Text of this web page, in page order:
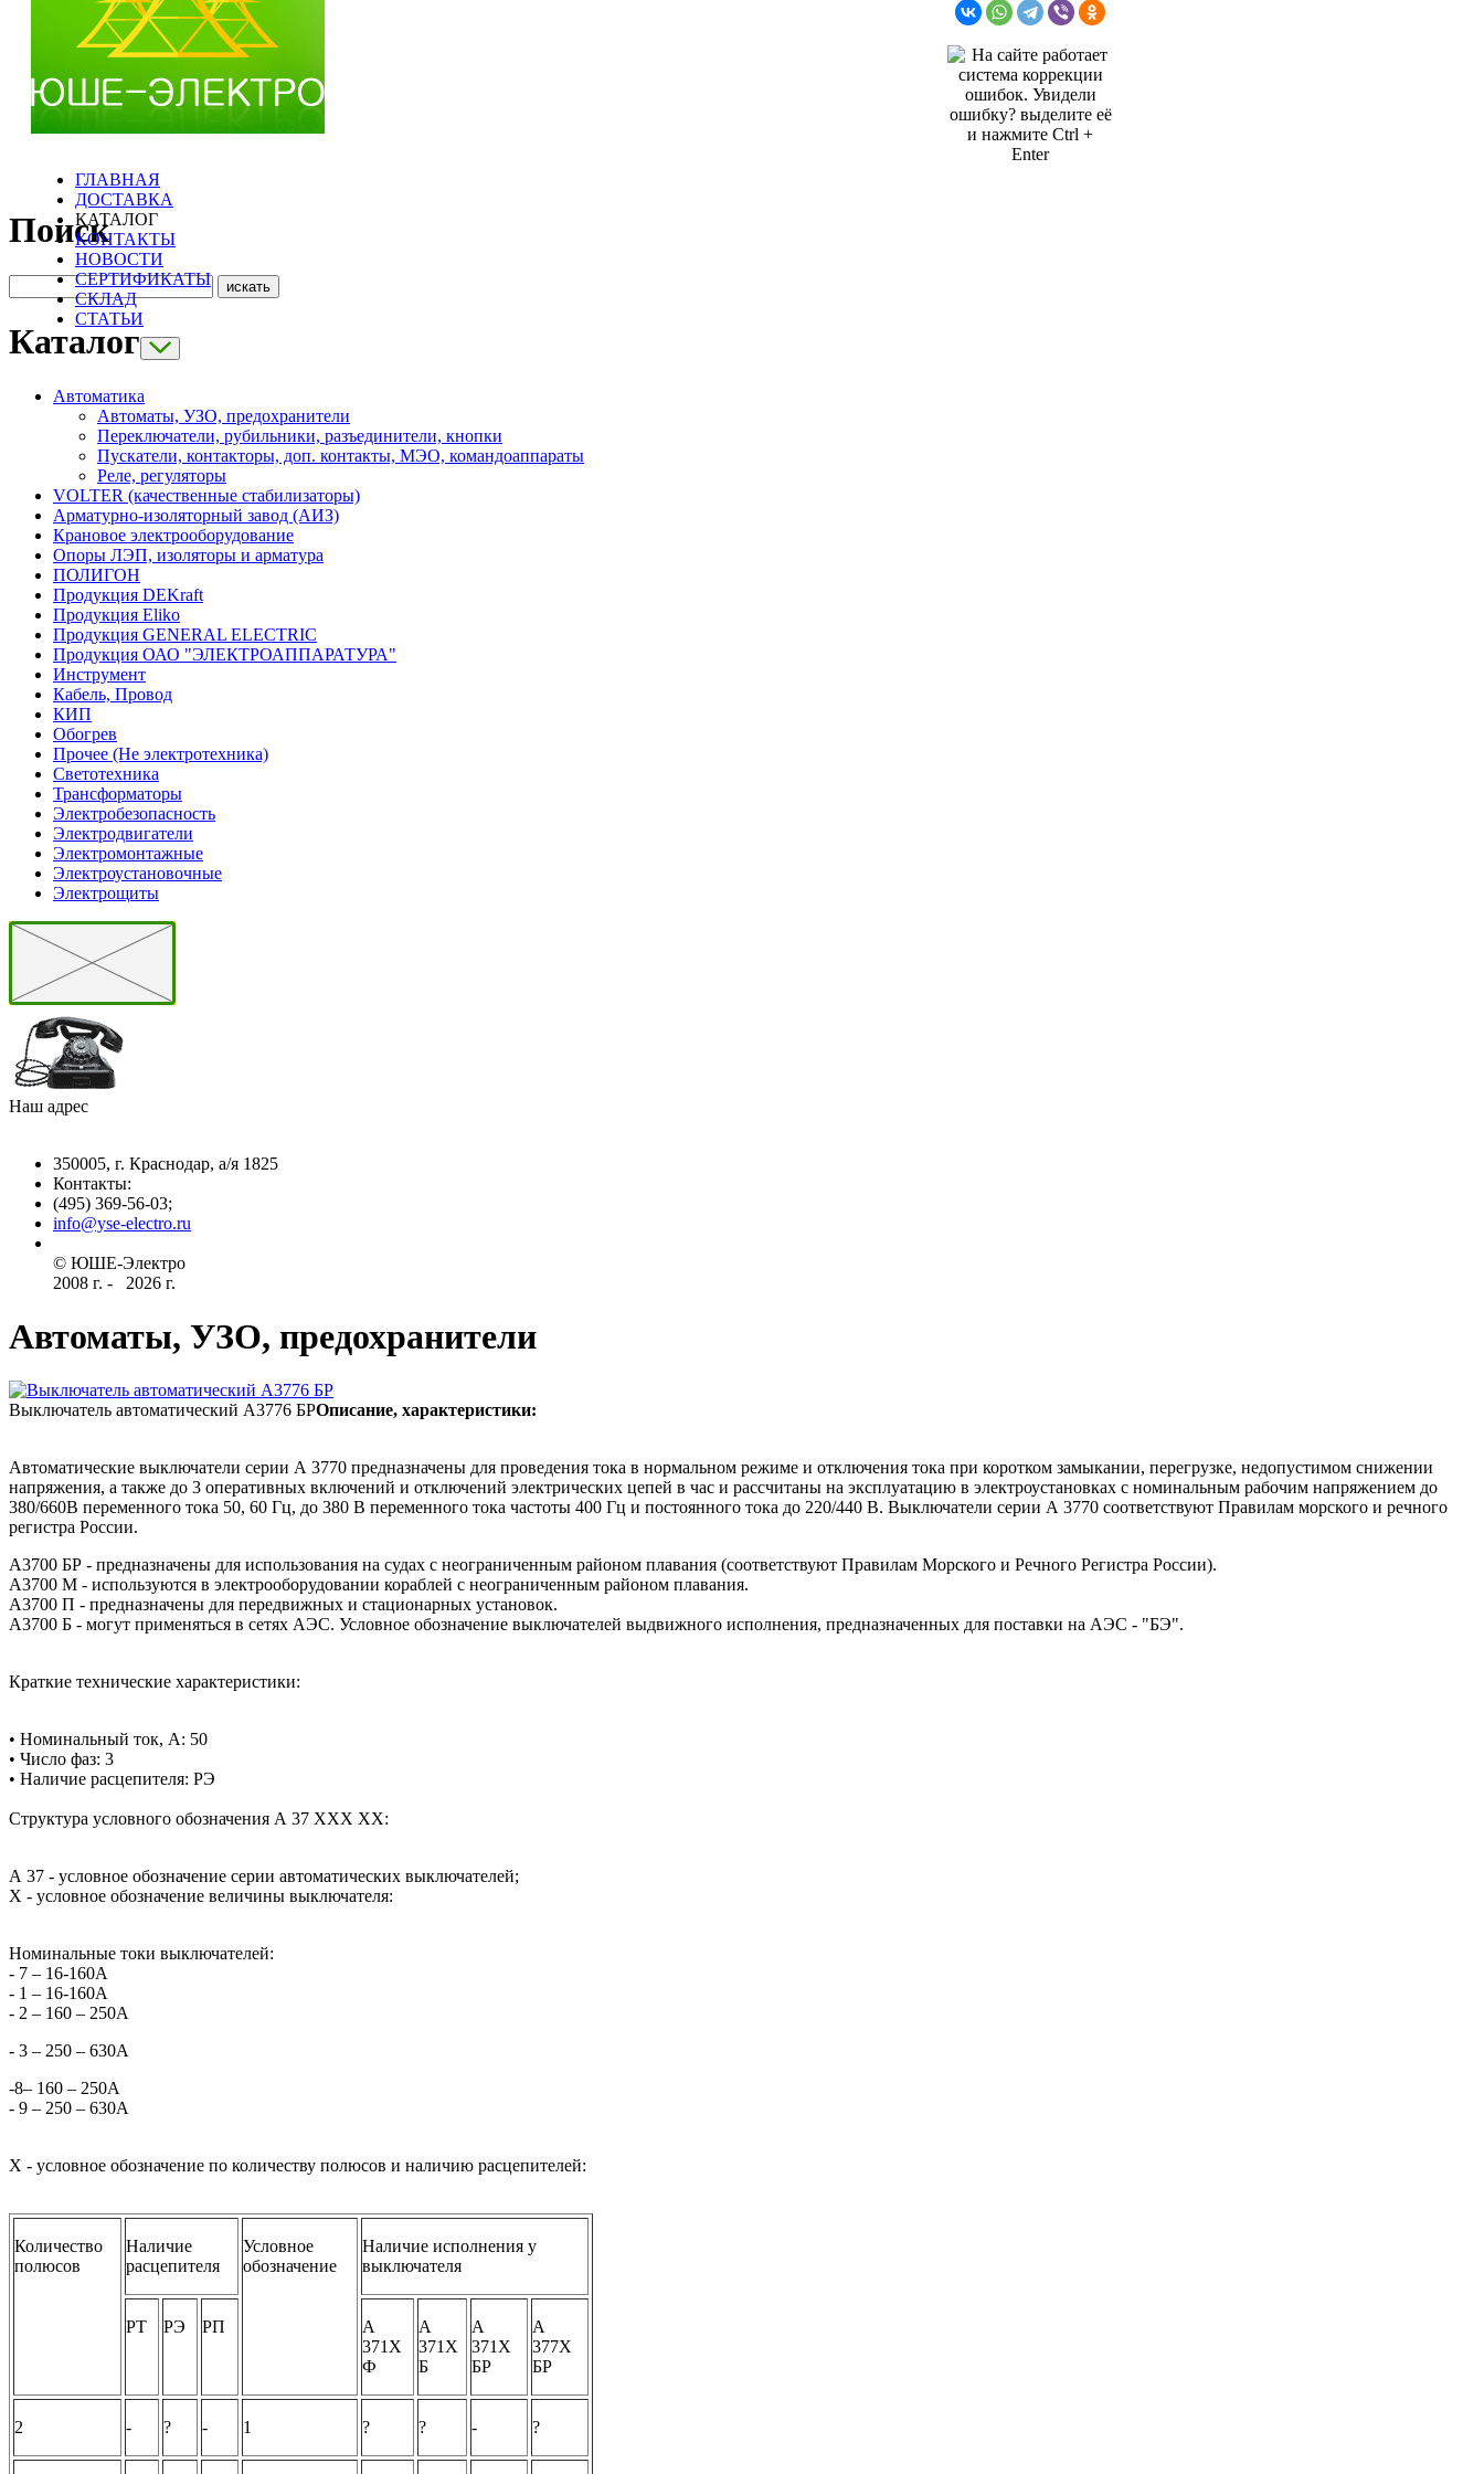
ГЛАВНАЯ
ДОСТАВКА
КАТАЛОГ
КОНТАКТЫ
НОВОСТИ
СЕРТИФИКАТЫ
СКЛАД
СТАТЬИ
Поиск
Каталог
Автоматика
Автоматы, УЗО, предохранители
Переключатели, рубильники, разъединители, кнопки
Пускатели, контакторы, доп. контакты, МЭО, командоаппараты
Реле, регуляторы
VOLTER (качественные стабилизаторы)
Арматурно-изоляторный завод (АИЗ)
Крановое электрооборудование
Опоры ЛЭП, изоляторы и арматура
ПОЛИГОН
Продукция DEKraft
Продукция Eliko
Продукция GENERAL ELECTRIC
Продукция ОАО "ЭЛЕКТРОАППАРАТУРА"
Инструмент
Кабель, Провод
КИП
Обогрев
Прочее (Не электротехника)
Светотехника
Трансформаторы
Электробезопасность
Электродвигатели
Электромонтажные
Электроустановочные
Электрощиты
Наш адрес
350005, г. Краснодар, а/я 1825
Контакты: ­
(495) 369-56-03;
info@yse-electro.ru­
© ЮШЕ-Эл­ектро ­
2008 г­. - ­ ­­­­­
2026 г.
Автоматы, УЗО, предохранители
Выключатель автоматический А3776 БРОписание, характеристики:
Автоматические выключатели серии А 3770 предназначены для проведения тока в нормальном режиме и отключения тока при коротком замыкании, перегрузке, недопустимом снижении
напряжения, а также до 3 оперативных включений и отключений электрических цепей в час и рассчитаны на эксплуатацию в электроустановках с номинальным рабочим напряжением до
380/660В переменного тока 50, 60 Гц, до 380 В переменного тока частоты 400 Гц и постоянного тока до 220/440 В. Выключатели серии А 3770 соответствуют Правилам морского и речного
регистра России.
А3700 БР - предназначены для использования на судах с неограниченным районом плавания (соответствуют Правилам Морского и Речного Регистра России).
А3700 М - используются в электрооборудовании кораблей с неограниченным районом плавания.
А3700 П - предназначены для передвижных и стационарных установок.
А3700 Б - могут применяться в сетях АЭС. Условное обозначение выключателей выдвижного исполнения, предназначенных для поставки на АЭС - "БЭ".
Краткие технические характеристики:
• Номинальный ток, А: 50
• Число фаз: 3
• Наличие расцепителя: РЭ
Структура условного обозначения А 37 ХХХ ХХ:
А 37 - условное обозначение серии автоматических выключателей;
X - условное обозначение величины выключателя:
Номинальные токи выключателей:
- 7 – 16-160А
- 1 – 16-160А
- 2 – 160 – 250А
- 3 – 250 – 630А
-8– 160 – 250А
- 9 – 250 – 630А
X - условное обозначение по количеству полюсов и наличию расцепителей:
Количество
полюсов
Наличие
расцепителя
Условное
обозначение
Наличие исполнения у
выключателя
РТ РЭ РП
А
371Х
Ф
А
371Х
Б
А
371Х
БР
А
377Х
БР
2 - ? - 1 ? ? - ?